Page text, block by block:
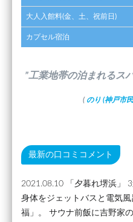
大人入館料(金、土、祝前日)
カプセル宿泊
”工業地帯の泊まれるス
( のり (神戸市
最新の口コミコメント
2021.08.10 「夕暮れ堺浜」
身体をジェットバスと電気
福」。 サウナ前飯に吉野家